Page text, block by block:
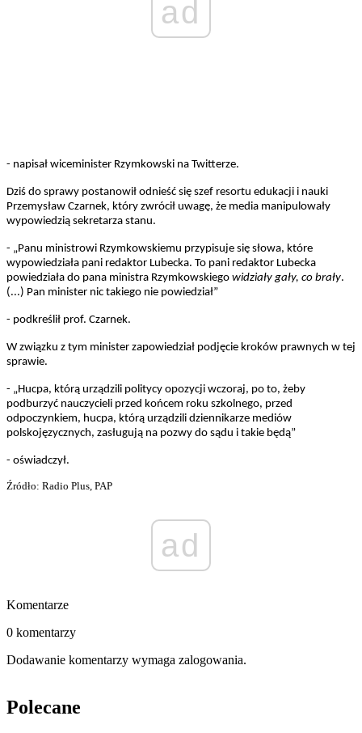
ad
- napisał wiceminister Rzymkowski na Twitterze.
Dziś do sprawy postanowił odnieść się szef resortu edukacji i nauki
Przemysław Czarnek, który zwrócił uwagę, że media manipulowały
wypowiedzią sekretarza stanu.
- „Panu ministrowi Rzymkowskiemu przypisuje się słowa, które
wypowiedziała pani redaktor Lubecka. To pani redaktor Lubecka
powiedziała do pana ministra Rzymkowskiego widziały gały, co brały.
(...) Pan minister nic takiego nie powiedział”
- podkreślił prof. Czarnek.
W związku z tym minister zapowiedział podjęcie kroków prawnych w tej
sprawie.
- „Hucpa, którą urządzili politycy opozycji wczoraj, po to, żeby
podburzyć nauczycieli przed końcem roku szkolnego, przed
odpoczynkiem, hucpa, którą urządzili dziennikarze mediów
polskojęzycznych, zasługują na pozwy do sądu i takie będą”
- oświadczył.
Źródło: Radio Plus, PAP
ad
Komentarze
0 komentarzy
Dodawanie komentarzy wymaga zalogowania.
Polecane